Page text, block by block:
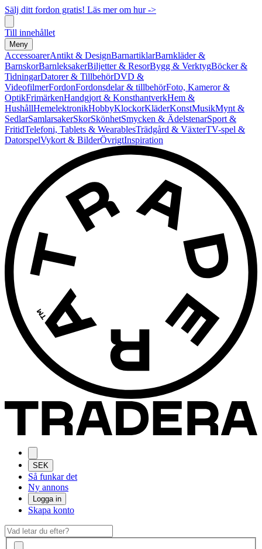
Sälj ditt fordon gratis! Läs mer om hur ->
Till innehållet
Meny
AccessoarerAntikt & DesignBarnartiklarBarnkläder &
BarnskorBarnleksakerBiljetter & ResorBygg & VerktygBöcker &
TidningarDatorer & TillbehörDVD &
VideofilmerFordonFordonsdelar & tillbehörFoto, Kameror &
OptikFrimärkenHandgjort & KonsthantverkHem &
HushållHemelektronikHobbyKlockorKläderKonstMusikMynt &
SedlarSamlarsakerSkorSkönhetSmycken & ÄdelstenarSport &
FritidTelefoni, Tablets & WearablesTrädgård & VäxterTV-spel &
DatorspelVykort & BilderÖvrigtInspiration
SEK
Så funkar det
Ny annons
Logga in
Skapa konto